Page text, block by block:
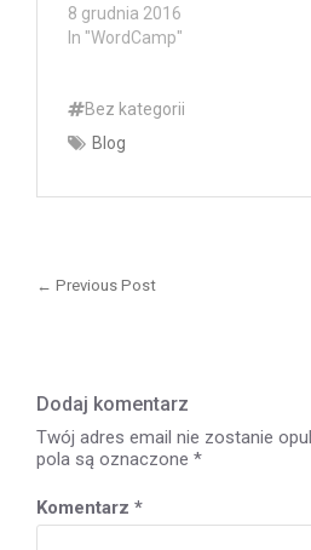
8 grudnia 2016
In "WordCamp"
Bez kategorii
Blog
wpisu
← Previous Post
Dodaj komentarz
Twój adres email nie zostanie
pola są oznaczone *
Komentarz *